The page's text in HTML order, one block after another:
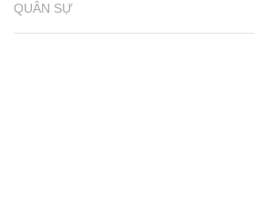
QUÂN SỰ